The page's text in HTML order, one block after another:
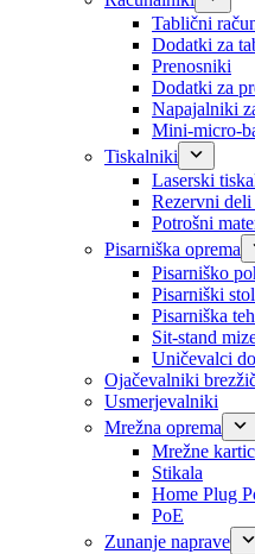
Tablični
Dodatki za
Prenosniki
Dodatki za
Napajalniki
Mini-micro-
Tiskalniki
Laserski
Rezervni
Potrošni
Pisarniška oprema
Pisarniško
Pisarniški
Pisarniška
Sit-stand
Uničevalci
Ojačevalniki
Usmerjevalniki
Mrežna oprema
Mrežne
Stikala
Home Plug
PoE
Zunanje naprave